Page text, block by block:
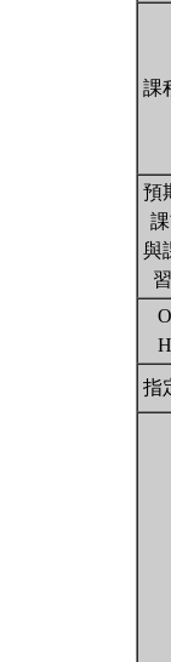
課
預
與
指